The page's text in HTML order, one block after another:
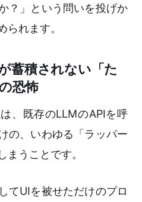
？」という問いを投げか
られます。
蓄積されない「た
恐怖
、既存のLLMのAPIを呼
の、いわゆる「ラッパー
まうことです。
てUIを被せただけのプロ